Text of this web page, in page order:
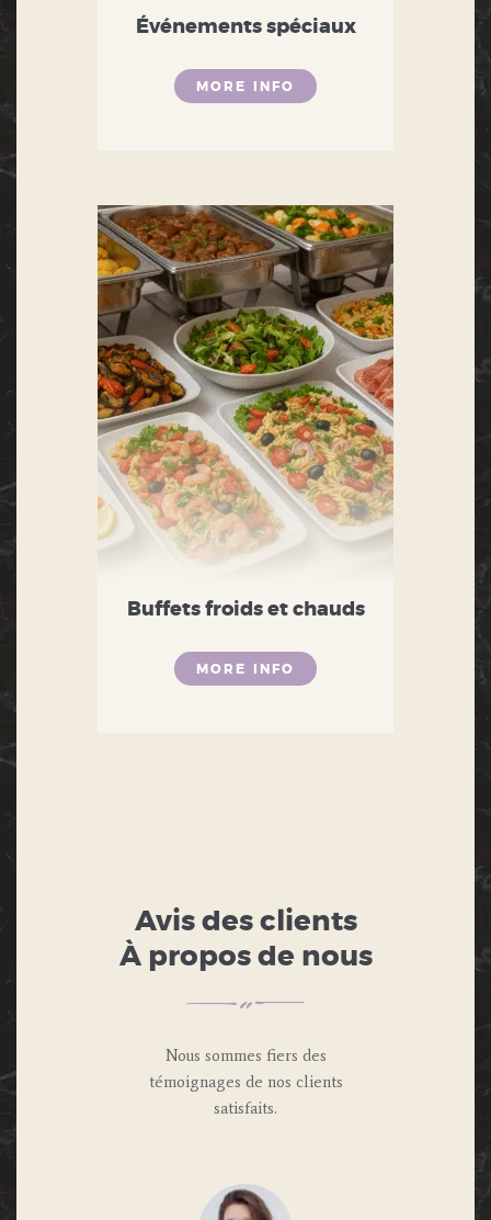
Événements spéciaux
MORE INFO
Buffets froids et chauds
MORE INFO
Avis des clients
À propos de nous
Nous sommes fiers des
témoignages de nos clients
satisfaits.